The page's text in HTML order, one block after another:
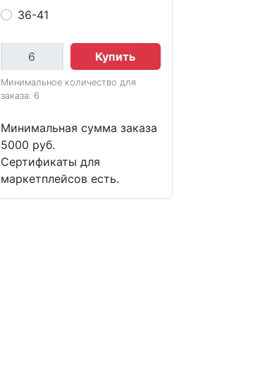
36-41
Купить
Минимальное количество для
заказа: 6
Минимальная сумма заказа
5000 руб.
Сертификаты для
маркетплейсов есть.